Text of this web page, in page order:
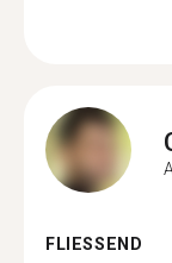
FLIESSEND